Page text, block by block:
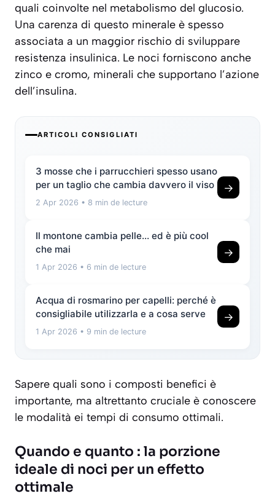
quali coinvolte nel metabolismo del glucosio.
Una carenza di questo minerale è spesso
associata a un maggior rischio di sviluppare
resistenza insulinica. Le noci forniscono anche
zinco e cromo, minerali che supportano l’azione
dell’insulina.
ARTICOLI CONSIGLIATI
3 mosse che i parrucchieri spesso usano
per un taglio che cambia davvero il viso
2 Apr 2026 • 8 min de lecture
→
Il montone cambia pelle… ed è più cool
che mai
1 Apr 2026 • 6 min de lecture
→
Acqua di rosmarino per capelli: perché è
consigliabile utilizzarla e a cosa serve
1 Apr 2026 • 9 min de lecture
→
Sapere quali sono i composti benefici è
importante, ma altrettanto cruciale è conoscere
le modalità ei tempi di consumo ottimali.
Quando e quanto : la porzione
ideale di noci per un effetto
ottimale